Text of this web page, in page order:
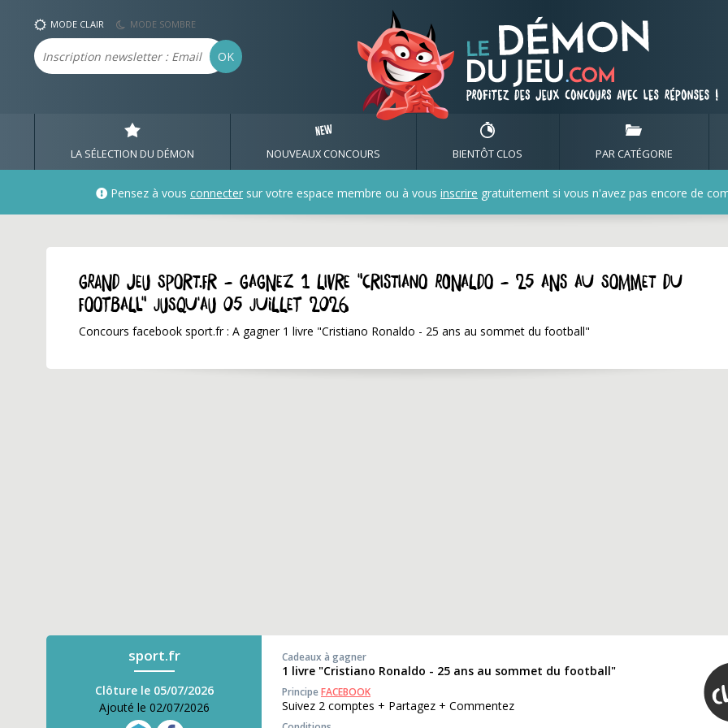
MODE CLAIR MODE SOMBRE
Email OK
LA SÉLECTION DU DÉMON NOUVEAUX CONCOURS BIENTÔT CLOS PAR CATÉGORIE
Pensez à vous connecter sur votre espace membre ou à vous inscrire gratuitement si vous n'avez pas encore de
GRAND JEU sport.fr - Gagnez 1 livre "Cristiano Ronaldo - 25 ans au sommet du
football" jusqu'au 05 juillet 2026
Concours facebook sport.fr : A gagner 1 livre "Cristiano Ronaldo - 25 ans au sommet du football"
sport.fr
Clôture le 05/07/2026
Ajouté le 02/07/2026
Cadeaux à gagner
1 livre "Cristiano Ronaldo - 25 ans au sommet du football"
PrincipeFACEBOOK
Suivez 2 comptes + Partagez + Commentez